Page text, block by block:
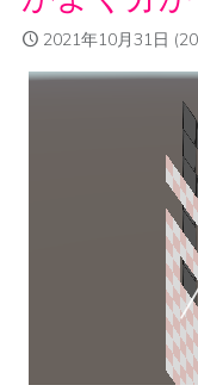
2021年10月31日